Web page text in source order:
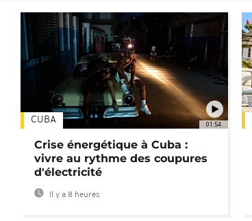
01:54
CUBA
Crise énergétique à Cuba :
vivre au rythme des coupures
d'électricité
Il y a 8 heures